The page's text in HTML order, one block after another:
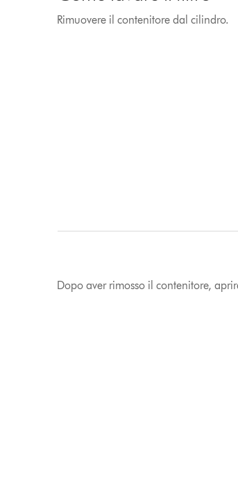
Rimuovere il contenitore dal cilindro.
Dopo aver rimosso il contenitore,